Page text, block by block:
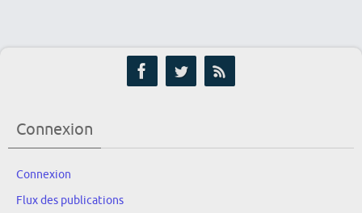
Connexion
Connexion
Flux des publications